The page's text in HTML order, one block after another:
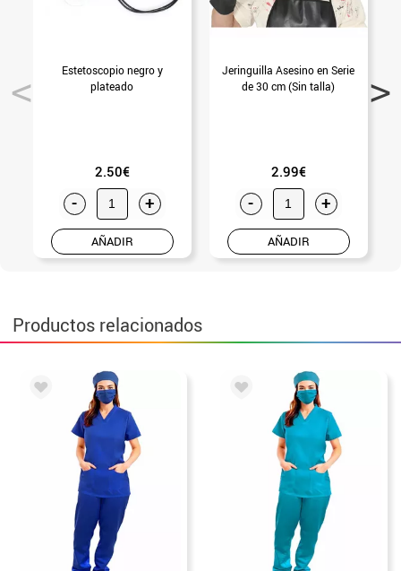
Estetoscopio negro y
plateado
2.50€
- +
AÑADIR
Jeringuilla Asesino en Serie
de 30 cm (Sin talla)
2.99€
- +
AÑADIR
Productos relacionados